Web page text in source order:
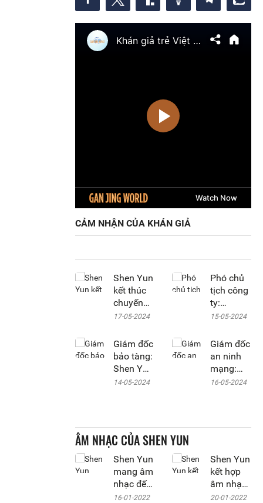
CẢM NHẬN CỦA KHÁN GIẢ
Shen Yun
kết thúc
chuyến
lưu diễn
năm
2024 sau
khi làm
say lòng
17-05-2024
Phó chủ
tịch công
ty:
‘Chúng
hức từ
đầu đến
cuối’
15-05-2024
Giám đốc
bảo tàng:
Shen Yun
là một
hồn
14-05-2024
Giám đốc
an ninh
mạng:
Shen Yun
tuyệt vời’
16-05-2024
ÂM NHẠC CỦA SHEN YUN
Shen Yun
mang âm
nhạc đến
từ Thiên
16-01-2022
Shen Yun
kết hợp
âm nhạc
cổ điển
20-01-2022